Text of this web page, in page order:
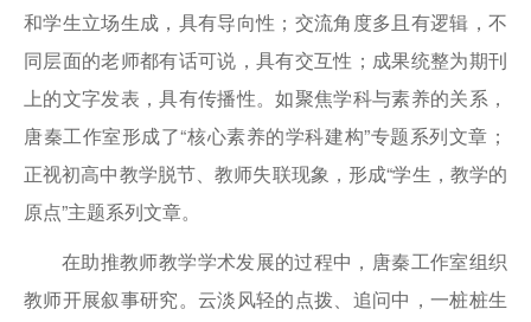
和学生立场生成，具有导向性；交流角度多且有逻辑，不
同层面的老师都有话可说，具有交互性；成果统整为期刊
上的文字发表，具有传播性。如聚焦学科与素养的关系，
唐秦工作室形成了“核心素养的学科建构”专题系列文章；
正视初高中教学脱节、教师失联现象，形成“学生，教学的
原点”主题系列文章。
在助推教师教学学术发展的过程中，唐秦工作室组织
教师开展叙事研究。云淡风轻的点拨、追问中，一桩桩生